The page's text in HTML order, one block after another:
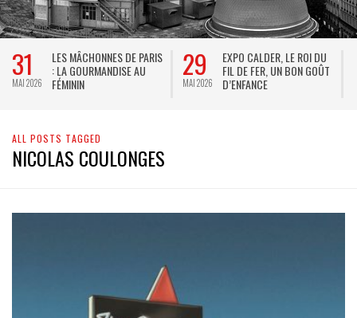
31
MAI 2026
LES MÂCHONNES DE PARIS
: LA GOURMANDISE AU
FÉMININ
29
MAI 2026
EXPO CALDER, LE ROI DU
FIL DE FER, UN BON GOÛT
D’ENFANCE
ALL POSTS TAGGED
NICOLAS COULONGES